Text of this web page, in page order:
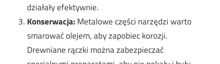
działały efektywnie.
Konserwacja:Metalowe części narzędzi warto
smarować olejem, aby zapobiec korozji.
Drewniane rączki można zabezpieczać